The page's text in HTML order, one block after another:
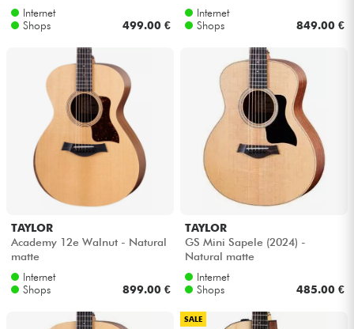
Internet
Shops
499.00 €
Internet
Shops
849.00 €
TAYLOR
Academy 12e Walnut - Natural
matte
Internet
Shops
899.00 €
TAYLOR
GS Mini Sapele (2024) -
Natural matte
Internet
Shops
485.00 €
SALE